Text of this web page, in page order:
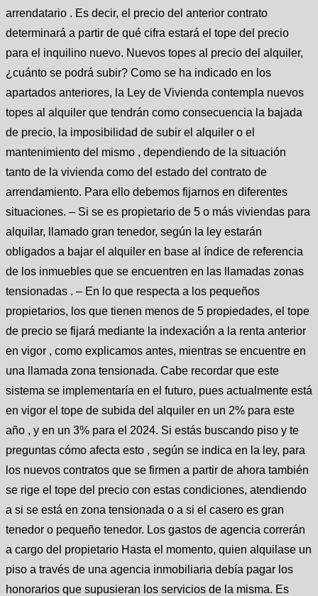
arrendatario . Es decir, el precio del anterior contrato
determinará a partir de qué cifra estará el tope del precio
para el inquilino nuevo. Nuevos topes al precio del alquiler,
¿cuánto se podrá subir? Como se ha indicado en los
apartados anteriores, la Ley de Vivienda contempla nuevos
topes al alquiler que tendrán como consecuencia la bajada
de precio, la imposibilidad de subir el alquiler o el
mantenimiento del mismo , dependiendo de la situación
tanto de la vivienda como del estado del contrato de
arrendamiento. Para ello debemos fijarnos en diferentes
situaciones. – Si se es propietario de 5 o más viviendas para
alquilar, llamado gran tenedor, según la ley estarán
obligados a bajar el alquiler en base al índice de referencia
de los inmuebles que se encuentren en las llamadas zonas
tensionadas . – En lo que respecta a los pequeños
propietarios, los que tienen menos de 5 propiedades, el tope
de precio se fijará mediante la indexación a la renta anterior
en vigor , como explicamos antes, mientras se encuentre en
una llamada zona tensionada. Cabe recordar que este
sistema se implementaría en el futuro, pues actualmente está
en vigor el tope de subida del alquiler en un 2% para este
año , y en un 3% para el 2024. Si estás buscando piso y te
preguntas cómo afecta esto , según se indica en la ley, para
los nuevos contratos que se firmen a partir de ahora también
se rige el tope del precio con estas condiciones, atendiendo
a si se está en zona tensionada o a si el casero es gran
tenedor o pequeño tenedor. Los gastos de agencia correrán
a cargo del propietario Hasta el momento, quien alquilase un
piso a través de una agencia inmobiliaria debía pagar los
honorarios que supusieran los servicios de la misma. Es